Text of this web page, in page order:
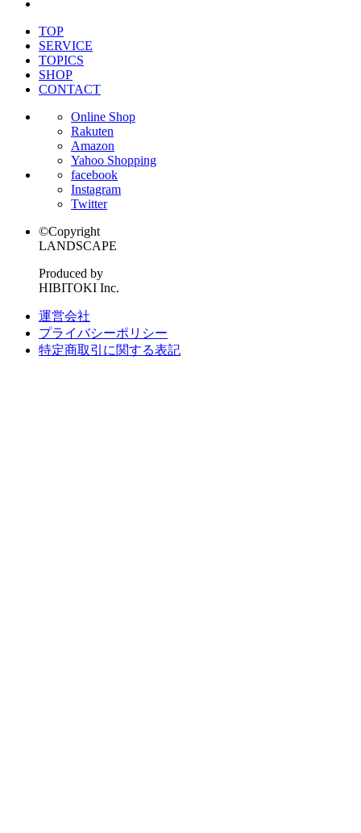
TOP
SERVICE
TOPICS
SHOP
CONTACT
Online Shop
Rakuten
Amazon
Yahoo Shopping
facebook
Instagram
Twitter
©Copyright
LANDSCAPE
Produced by
HIBITOKI Inc.
運営会社
プライバシーポリシー
特定商取引に関する表記